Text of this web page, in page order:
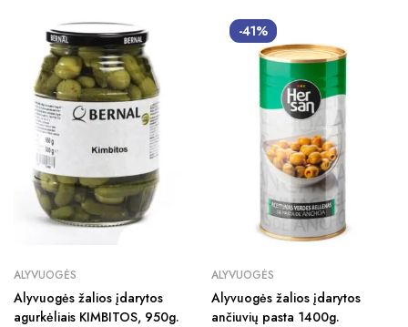
ALYVUOGĖS
Alyvuogės žalios įdarytos
agurkėliais KIMBITOS, 950g.
-41%
ALYVUOGĖS
Alyvuogės žalios įdarytos
ančiuvių pasta 1400g.